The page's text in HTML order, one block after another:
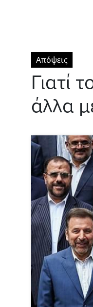
Απόψεις
Γιατί
άλλα